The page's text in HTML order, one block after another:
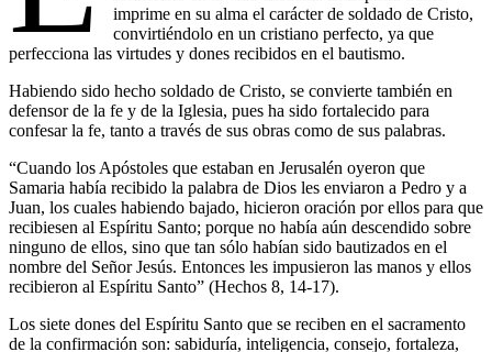
imprime en su alma el carácter de soldado de Cristo,
convirtiéndolo en un cristiano perfecto, ya que
perfecciona las virtudes y dones recibidos en el bautismo.
Habiendo sido hecho soldado de Cristo, se convierte también en
defensor de la fe y de la Iglesia, pues ha sido fortalecido para
confesar la fe, tanto a través de sus obras como de sus palabras.
“Cuando los Apóstoles que estaban en Jerusalén oyeron que
Samaria había recibido la palabra de Dios les enviaron a Pedro y a
Juan, los cuales habiendo bajado, hicieron oración por ellos para que
recibiesen al Espíritu Santo; porque no había aún descendido sobre
ninguno de ellos, sino que tan sólo habían sido bautizados en el
nombre del Señor Jesús. Entonces les impusieron las manos y ellos
recibieron al Espíritu Santo” (Hechos 8, 14-17).
Los siete dones del Espíritu Santo que se reciben en el sacramento
de la confirmación son: sabiduría, inteligencia, consejo, fortaleza,